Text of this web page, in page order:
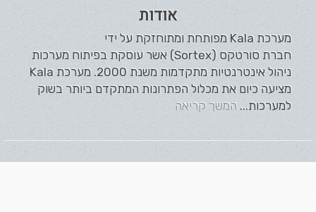
אודות
מערכת Kala מפותחת ומתוחזקת על ידי
חברת סורטקס (Sortex) אשר עוסקת בפיתוח מערכות
ניהול אינטרנטיות מתקדמות משנת 2000. מערכת Kala
מציעה כיום את מכלול הפתרונות המתקדם ביותר בשוק
למערכות... המשך קריאה